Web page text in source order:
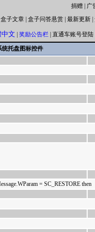
捐赠 广
盒子文章 盒子问答悬赏 最新更新
文 奖励公告栏 直通车账号登陆
统托盘图标控件
= SC_RESTORE then